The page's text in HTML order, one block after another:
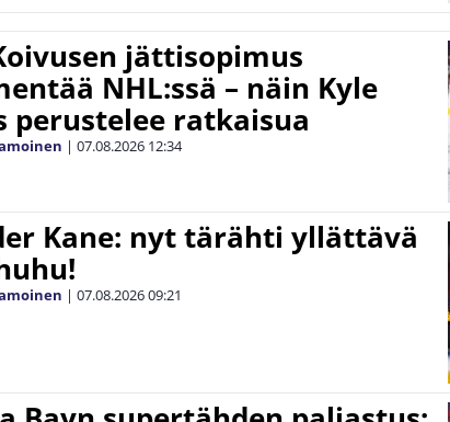
jättisopimus
NHL:ssä – näin Kyle
perustelee ratkaisua
| 07.08.2026 12:34
Kane: nyt tärähti yllättävä
| 07.08.202609:21